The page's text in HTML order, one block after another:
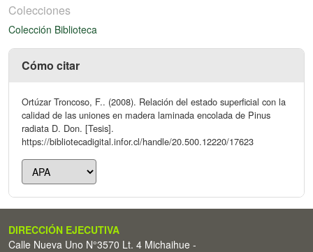
Colecciones
Colección Biblioteca
Cómo citar
Ortúzar Troncoso, F.. (2008). Relación del estado superficial con la
calidad de las uniones en madera laminada encolada de Pinus
radiata D. Don. [Tesis].
https://bibliotecadigital.infor.cl/handle/20.500.12220/17623
DIRECCIÓN EJECUTIVA
Calle Nueva Uno N°3570 Lt. 4 Michaihue -